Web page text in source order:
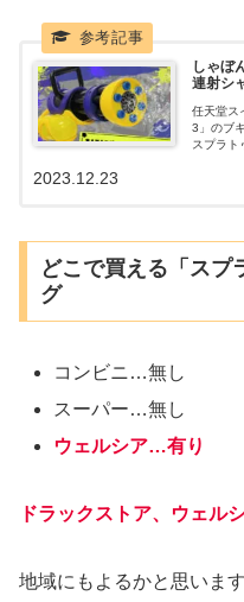
しゃぼ
連射シ
任天堂ス
3」のブ
スプラト
の、電
2023.12.23
どこで買える「スプ
グ
コンビニ…無し
スーパー…無し
ウェルシア…有り
ドラックストア、ウェル
地域にもよるかと思いま